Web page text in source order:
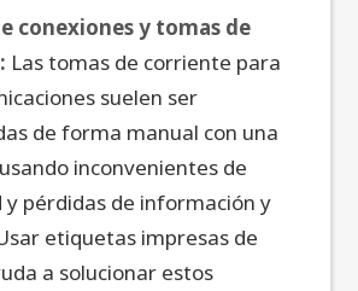
conexiones y tomas de
Las tomas de corriente para
suelen ser
de forma manual con una
inconvenientes de
y pérdidas de información y
etiquetas impresas de
a solucionar estos